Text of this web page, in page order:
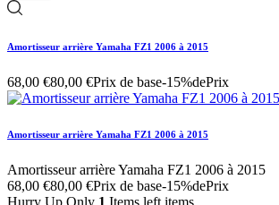
Amortisseur arrière Yamaha FZ1 2006 à 2015
68,00 €80,00 €Prix de base-15%dePrix
Amortisseur arrière Yamaha FZ1 2006 à 2015
Amortisseur arrière Yamaha FZ1 2006 à 2015
68,00 €80,00 €Prix de base-15%dePrix
Hurry Up Only 1 Items left items